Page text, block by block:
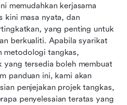
memudahkan kerjasama
kini masa nyata, dan
yang penting untuk
berkualiti. Apabila syarikat
metodologi tangkas,
yang tersedia boleh membuat
panduan ini, kami akan
penjejakan projek tangkas,
penyelesaian teratas yang